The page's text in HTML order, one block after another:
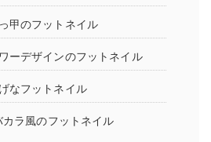
甲のフットネイル
ーデザインのフットネイル
なフットネイル
ラ風のフットネイル